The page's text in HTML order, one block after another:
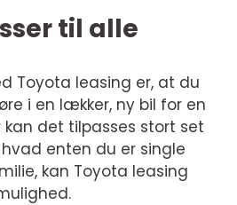
til alle
Toyota leasing er, at du
i en lækker, ny bil for en
kan det tilpasses stort set
enten du er single
kan Toyota leasing